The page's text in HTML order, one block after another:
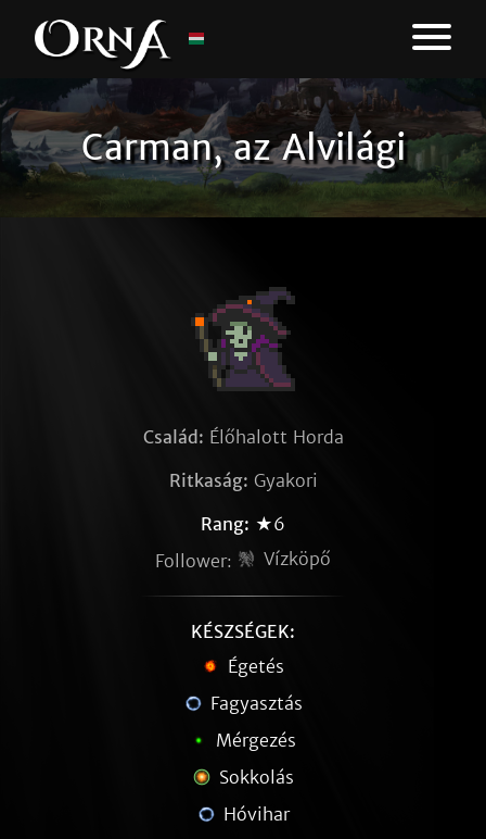
Carman, az Alvilági
Család: Élőhalott Horda
Ritkaság: Gyakori
Rang: ★6
Follower:
Vízköpő
KÉSZSÉGEK:
Égetés
Fagyasztás
Mérgezés
Sokkolás
Hóvihar